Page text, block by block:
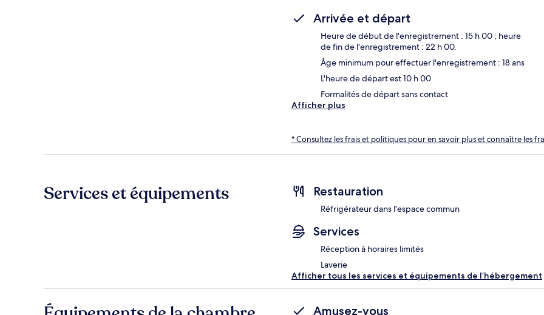
Arrivée et départ
Heure de début de l'enregistrement : 15 h 00 ; heure
de fin de l'enregistrement : 22 h 00.
Âge minimum pour effectuer l'enregistrement : 18 ans
L'heure de départ est 10 h 00
Formalités de départ sans contact
Afficher plus
* Consultez les frais et politiques pour en savoir plus et connaître les
Services et équipements Restauration
Réfrigérateur dans l'espace commun
Services
Réception à horaires limités
Laverie
Afficher tous les services et équipements de l’hébergement
Amusez-vous